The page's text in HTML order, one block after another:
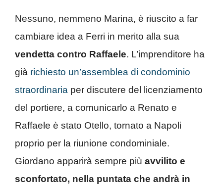
Nessuno, nemmeno Marina, è riuscito a far
cambiare idea a Ferri in merito alla sua
vendetta contro Raffaele. L’imprenditore ha
già richiesto un’assemblea di condominio
straordinaria per discutere del licenziamento
del portiere, a comunicarlo a Renato e
Raffaele è stato Otello, tornato a Napoli
proprio per la riunione condominiale.
Giordano apparirà sempre più avvilito e
sconfortato, nella puntata che andrà in